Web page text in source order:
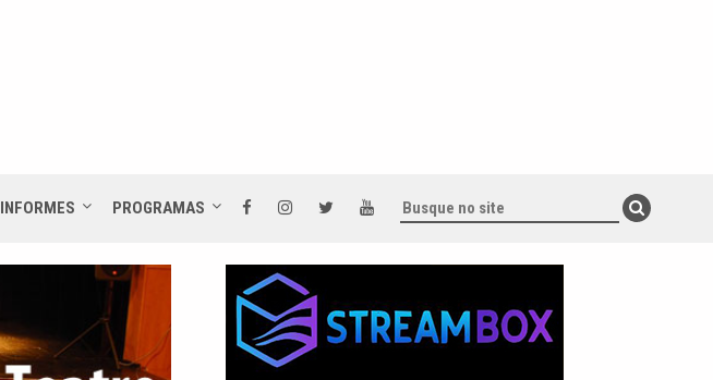
INFORMES PROGRAMAS